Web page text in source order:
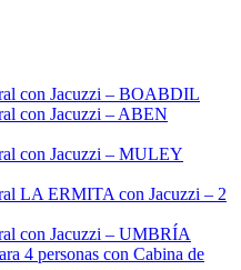
con Jacuzzi – BOABDIL
con Jacuzzi – ABEN
con Jacuzzi – MULEY
LA ERMITA con Jacuzzi – 2
con Jacuzzi – UMBRÍA
4 personas con Cabina de